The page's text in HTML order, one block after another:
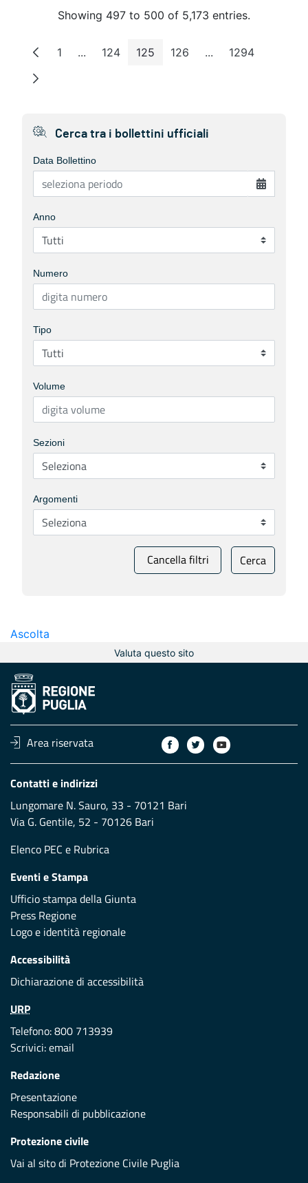
Showing 497 to 500 of 5,173 entries.
Page
1 ...Intermediate Pages
Page
124 Page
125 Page
126 ...Intermediate Pages
Page
1294
Cerca tra i bollettini ufficiali
Data Bollettino
Anno
Numero
Tipo
Volume
Sezioni
Argomenti
Cancella filtri Cerca
Ascolta
Valuta questo sito
Area riservata
Contatti e indirizzi
Lungomare N. Sauro, 33 - 70121 Bari
Via G. Gentile, 52 - 70126 Bari
Elenco PEC e Rubrica
Eventi e Stampa
Ufficio stampa della Giunta
Press Regione
Logo e identità regionale
Accessibilità
Dichiarazione di accessibilità
URP
Telefono: 800 713939
Scrivici:email
Redazione
Presentazione
Responsabili di pubblicazione
Protezione civile
Vai al sito di Protezione Civile Puglia